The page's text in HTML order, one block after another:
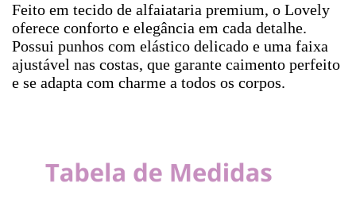
Feito em tecido de alfaiataria premium, o Lovely
oferece conforto e elegância em cada detalhe.
Possui punhos com elástico delicado e uma faixa
ajustável nas costas, que garante caimento perfeito
e se adapta com charme a todos os corpos.